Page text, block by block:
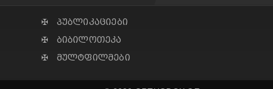
✠ პუბლიკაციები
✠ ბიბილოთეკა
✠ მულტფილმები